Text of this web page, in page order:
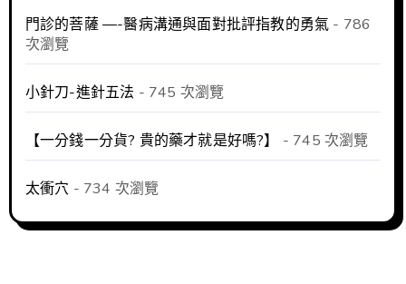
門診的菩薩 —-醫病溝通與面對批評指教的勇氣 - 786
次瀏覽
小針刀-進針五法 - 745 次瀏覽
【一分錢一分貨? 貴的藥才就是好嗎?】 - 745 次瀏覽
太衝穴 - 734 次瀏覽